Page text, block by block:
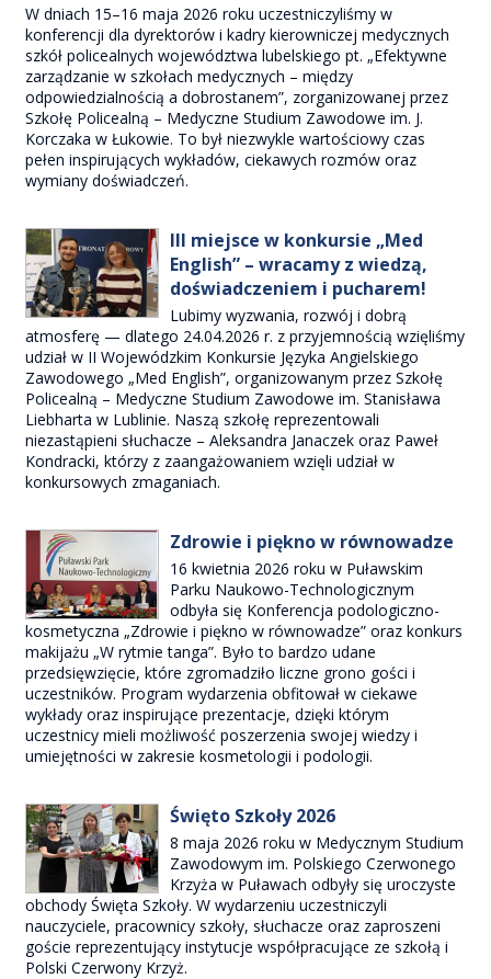
W dniach 15–16 maja 2026 roku uczestniczyliśmy w
konferencji dla dyrektorów i kadry kierowniczej medycznych
szkół policealnych województwa lubelskiego pt. „Efektywne
zarządzanie w szkołach medycznych – między
odpowiedzialnością a dobrostanem”, zorganizowanej przez
Szkołę Policealną – Medyczne Studium Zawodowe im. J.
Korczaka w Łukowie. To był niezwykle wartościowy czas
pełen inspirujących wykładów, ciekawych rozmów oraz
wymiany doświadczeń.
III miejsce w konkursie „Med
English” – wracamy z wiedzą,
doświadczeniem i pucharem!
Lubimy wyzwania, rozwój i dobrą
atmosferę — dlatego 24.04.2026 r. z przyjemnością wzięliśmy
udział w II Wojewódzkim Konkursie Języka Angielskiego
Zawodowego „Med English”, organizowanym przez Szkołę
Policealną – Medyczne Studium Zawodowe im. Stanisława
Liebharta w Lublinie. Naszą szkołę reprezentowali
niezastąpieni słuchacze – Aleksandra Janaczek oraz Paweł
Kondracki, którzy z zaangażowaniem wzięli udział w
konkursowych zmaganiach.
Zdrowie i piękno w równowadze
16 kwietnia 2026 roku w Puławskim
Parku Naukowo-Technologicznym
odbyła się Konferencja podologiczno-
kosmetyczna „Zdrowie i piękno w równowadze” oraz konkurs
makijażu „W rytmie tanga”. Było to bardzo udane
przedsięwzięcie, które zgromadziło liczne grono gości i
uczestników. Program wydarzenia obfitował w ciekawe
wykłady oraz inspirujące prezentacje, dzięki którym
uczestnicy mieli możliwość poszerzenia swojej wiedzy i
umiejętności w zakresie kosmetologii i podologii.
Święto Szkoły 2026
8 maja 2026 roku w Medycznym Studium
Zawodowym im. Polskiego Czerwonego
Krzyża w Puławach odbyły się uroczyste
obchody Święta Szkoły. W wydarzeniu uczestniczyli
nauczyciele, pracownicy szkoły, słuchacze oraz zaproszeni
goście reprezentujący instytucje współpracujące ze szkołą i
Polski Czerwony Krzyż.